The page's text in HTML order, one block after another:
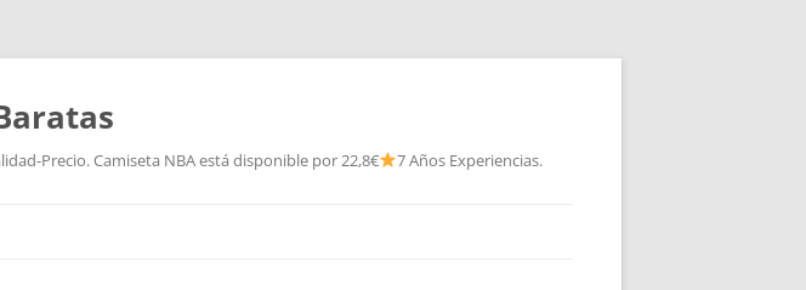
Precio. Camiseta NBA está disponible por 22,8€ 7 Años Experiencias.